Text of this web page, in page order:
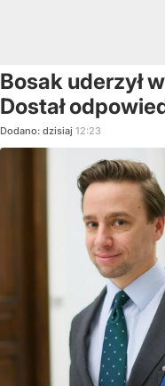
Bosak uderzył
Dostał
Dodano: dzisiaj 12:23